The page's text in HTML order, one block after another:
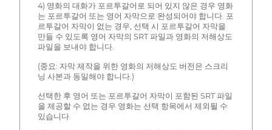
4) 영화의 대화가 포르투갈어로 되어 있지 않은 경우 영화
는 포르투갈어 또는 영어 자막으로 완성되어야 합니다. 포
르투갈어 자막이 없는 경우, 선택 시 포르투갈어 자막을
만들 수 있도록 영어 자막의 SRT 파일과 영화의 저해상도
파일을 보내야 합니다.
(중요: 자막 제작을 위한 영화의 저해상도 버전은 스크리
닝 사본과 동일해야 합니다.)
선택한 후 영어 또는 포르투갈어 자막이 포함된 SRT 파일
을 제공할 수 없는 경우 영화는 선택 항목에서 제외될 수
있습니다.